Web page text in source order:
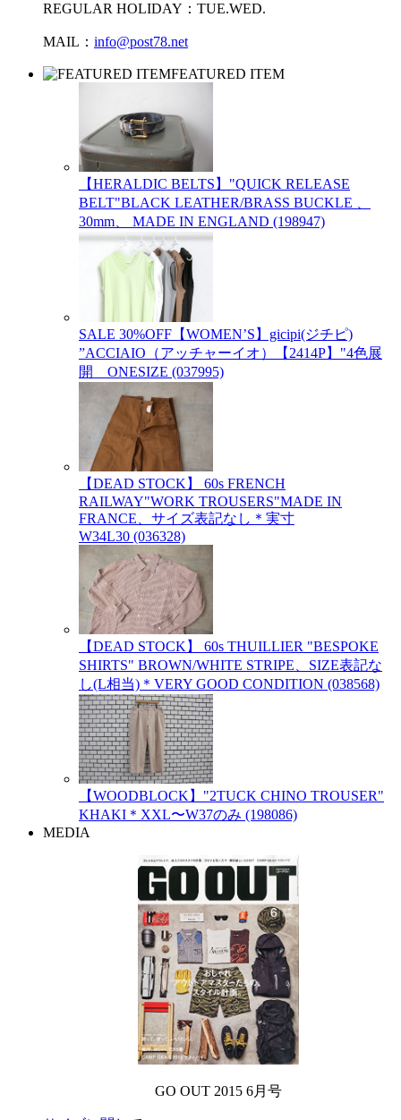
REGULAR HOLIDAY：TUE.WED.
MAIL： info@post78.net
FEATURED ITEM
【HERALDIC BELTS】"QUICK RELEASE
BELT"BLACK LEATHER/BRASS BUCKLE 、
30mm、 MADE IN ENGLAND (198947)
SALE 30%OFF【WOMEN’S】gicipi(ジチピ)
”ACCIAIO（アッチャーイオ）【2414P】"4色展
開 ONESIZE (037995)
【DEAD STOCK】 60s FRENCH
RAILWAY"WORK TROUSERS"MADE IN
FRANCE、サイズ表記なし＊実寸
W34L30 (036328)
【DEAD STOCK】 60s THUILLIER "BESPOKE
SHIRTS" BROWN/WHITE STRIPE、SIZE表記な
し(L相当)＊VERY GOOD CONDITION (038568)
【WOODBLOCK】"2TUCK CHINO TROUSER"
KHAKI＊XXL〜W37のみ (198086)
MEDIA
GO OUT 2015 6月号